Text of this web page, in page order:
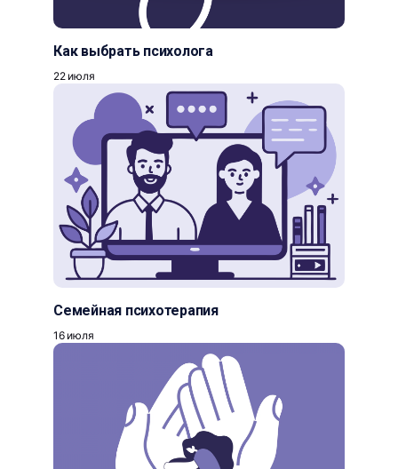
Как выбрать психолога
22 июля
Семейная психотерапия
16 июля